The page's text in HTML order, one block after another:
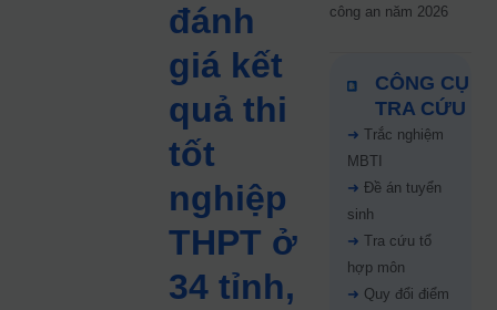
đánh
giá kết
quả thi
tốt
nghiệp
THPT ở
34 tỉnh,
công an năm 2026
CÔNG CỤ
TRA CỨU
➜ Trắc nghiệm
MBTI
➜ Đề án tuyển
sinh
➜ Tra cứu tổ
hợp môn
➜ Quy đổi điểm